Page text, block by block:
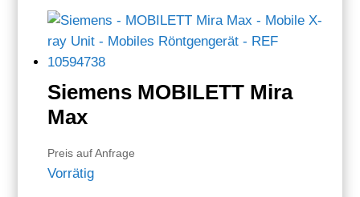
Siemens MOBILETT Mira
Max
Preis auf Anfrage
Vorrätig